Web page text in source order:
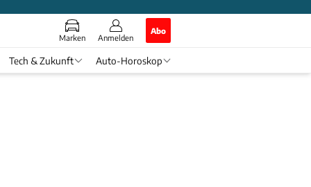
Marken Anmelden
Abo
Tech & Zukunft Auto-Horoskop